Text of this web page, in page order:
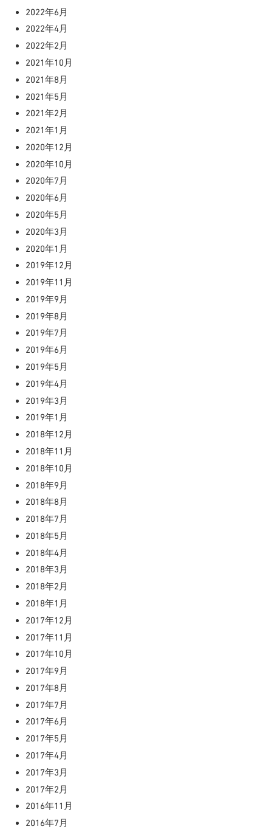
2022年6月
2022年4月
2022年2月
2021年10月
2021年8月
2021年5月
2021年2月
2021年1月
2020年12月
2020年10月
2020年7月
2020年6月
2020年5月
2020年3月
2020年1月
2019年12月
2019年11月
2019年9月
2019年8月
2019年7月
2019年6月
2019年5月
2019年4月
2019年3月
2019年1月
2018年12月
2018年11月
2018年10月
2018年9月
2018年8月
2018年7月
2018年5月
2018年4月
2018年3月
2018年2月
2018年1月
2017年12月
2017年11月
2017年10月
2017年9月
2017年8月
2017年7月
2017年6月
2017年5月
2017年4月
2017年3月
2017年2月
2016年11月
2016年7月